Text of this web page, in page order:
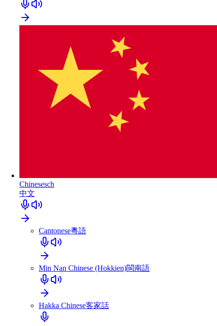
Chinesesch
中文
Cantonese粵語
Min Nan Chinese (Hokkien)閩南語
Hakka Chinese客家話